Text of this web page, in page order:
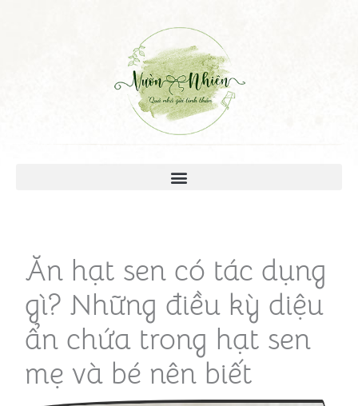
Ăn hạt sen có tác dụng
gì? Những điều kỳ diệu
ẩn chứa trong hạt sen
mẹ và bé nên biết